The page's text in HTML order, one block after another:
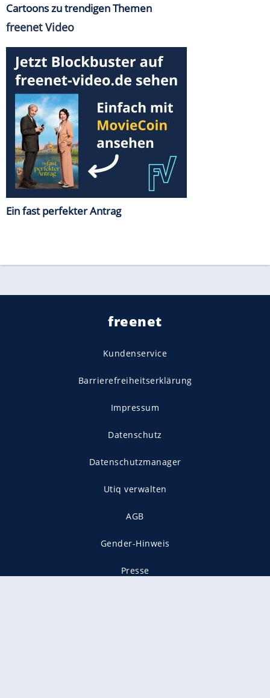
Cartoons zu trendigen Themen
freenet Video
Ein fast perfekter Antrag
freenet
Kundenservice
Barrierefreiheitserklärung
Impressum
Datenschutz
Datenschutzmanager
Utiq verwalten
AGB
Gender-Hinweis
Presse